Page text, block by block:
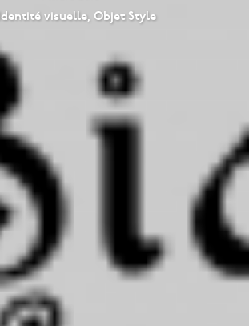
Identité visuelle, Objet Style